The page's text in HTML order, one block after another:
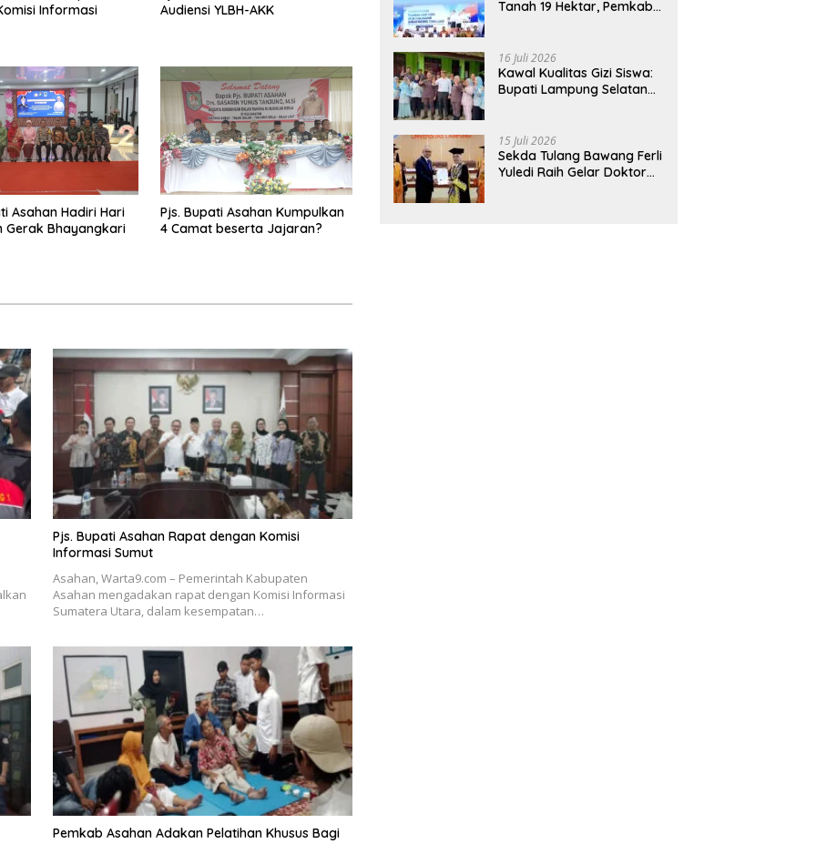
Informasi
Audiensi YLBH-AKK
Asahan Hadiri Hari
Gerak Bhayangkari
Pjs. Bupati Asahan Kumpulkan
4 Camat beserta Jajaran?
Pjs. Bupati Asahan Rapat dengan Komisi
Informasi Sumut
Asahan, Warta9.com – Pemerintah Kabupaten
Asahan mengadakan rapat dengan Komisi Informasi
Sumatera Utara, dalam kesempatan…
Pemkab Asahan Adakan Pelatihan Khusus Bagi
Tanah 19 Hektar, Pemkab
Terintegrasi Pertama di
Lampung
16 Juli 2026
Kawal Kualitas Gizi Siswa:
Bupati Lampung Selatan
Bergizi Gratis di Natar
15 Juli 2026
Sekda Tulang Bawang Ferli
Yuledi Raih Gelar Doktor